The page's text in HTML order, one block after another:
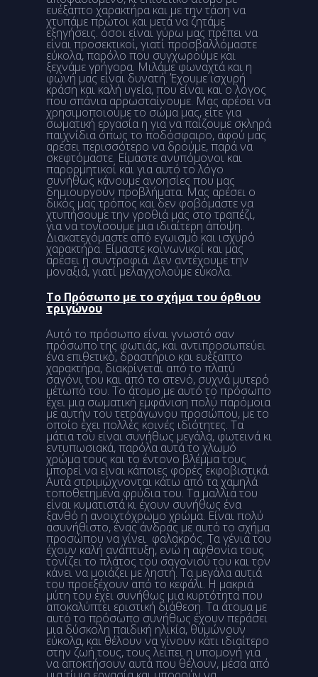
ευέξαπτο χαρακτήρα και με την τάση να
χτυπάμε πρώτοι και μετά να ζητάμε
εξηγήσεις. όσοι είναι γύρω μας πρέπει να
είναι προσεκτικοί, γιατί προσβαλλόμαστε
εύκολα, παρόλο που συγχωρούμε και
ξεχνάμε γρήγορα. Μιλάμε φωναχτά και η
φωνή μας είναι δυνατή. Έχουμε ισχυρή
κράση και καλή υγεία, που είναι και ο λόγος
που σπάνια αρρωσταίνουμε. Μας αρέσει να
χρησιμοποιούμε το σώμα μας, είτε για
σωματική εργασία η για να παίζουμε σκληρά
παιχνίδια όπως το ποδόσφαιρο, αφού μας
αρέσει περισσότερο να δρούμε, παρά να
σκεφτόμαστε. Είμαστε ανυπόμονοι και
παρορμητικοί και για αυτό το λόγο
συνήθως κάνουμε ανοησίες που μας
δημιουργούν προβλήματα. Μας αρέσει ο
δικός μας τρόπος και δεν φοβόμαστε να
χτυπήσουμε την γροθιά μας στο τραπέζι,
για να τονίσουμε μια ιδιαίτερη άποψη.
Διακατεχόμαστε από εγωισμό και ισχυρό
χαρακτήρα. Είμαστε κοινωνικοί και μας
αρέσει η συντροφιά. Δεν αντέχουμε την
μοναξιά, γιατί μελαγχολούμε εύκολα.
Το Πρόσωπο με το σχήμα του όρθιου
τριγώνου
Αυτό το πρόσωπο είναι γνωστό σαν
πρόσωπο της φωτιάς, και αντιπροσωπεύει
ένα επιθετικό, δραστήριο και ευέξαπτο
χαρακτήρα, διακρίνεται από το πλατύ
σαγόνι του και από το στενό, συχνά μυτερό
μέτωπό του. Το άτομο με αυτό το πρόσωπο
έχει μια σωματική εμφάνιση πολύ παρόμοια
με αυτήν του τετράγωνου προσώπου, με το
οποίο έχει πολλές κοινές ιδιότητες. Τα
μάτια του είναι συνήθως μεγάλα, φωτεινά κι
εντυπωσιακά, παρόλα αυτά το χλωμό
χρώμα τους και το έντονο βλέμμα τους
μπορεί να είναι κάποιες φορές εκφοβιστικά.
Αυτά στριμώχνονται κάτω από τα χαμηλά
τοποθετημένα φρύδια του. Τα μαλλιά του
είναι κυματιστά κι έχουν συνήθως ένα
ξανθό η ανοιχτόχρωμο χρώμα. Είναι πολύ
ασυνήθιστο, ένας άνδρας με αυτό το σχήμα
προσώπου να γίνει φαλακρός. Τα γένια του
έχουν καλή ανάπτυξη, ενώ η αφθονία τους
τονίζει το πλάτος του σαγονιού του και τον
κάνει να μοιάζει με ληστή. Τα μεγάλα αυτιά
του προεξέχουν από το κεφάλι. Η μακριά
μύτη του έχει συνήθως μια κυρτότητα που
αποκαλύπτει εριστική διάθεση. Τα άτομα με
αυτό το πρόσωπο συνήθως έχουν περάσει
μια δύσκολη παιδική ηλικία, θυμώνουν
εύκολα, και θέλουν να γίνουν κάτι ιδιαίτερο
στην ζωή τους, τους λείπει η υπομονή για
να αποκτήσουν αυτά που θέλουν, μέσα από